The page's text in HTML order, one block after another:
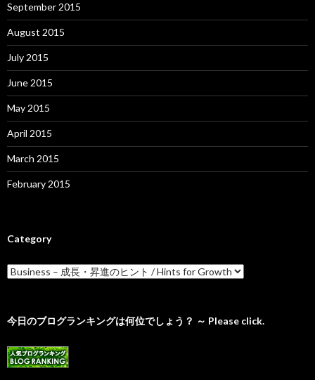
September 2015
August 2015
July 2015
June 2015
May 2015
April 2015
March 2015
February 2015
Category
C
a
g
r
y
今日のブログランキングは何位でしょう？ ～ Please click.